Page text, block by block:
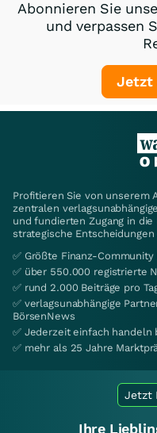
Abonnieren Sie
und verpassen
Jetzt
Profitieren Sie von unserem
zentralen
und fundierten Zugang in
strategische
✅ Größte Finanz-
✅ über 550.000 registrierte
✅ rund 2.000 Beiträge pro
✅ verlagsunabhängige
BörsenNews
✅ Jederzeit einfach handeln
✅ mehr als 25 Jahre
Jetzt
Ihre